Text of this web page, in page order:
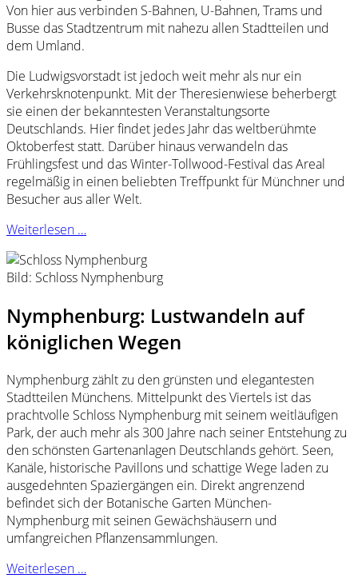
Von hier aus verbinden S-Bahnen, U-Bahnen, Trams und
Busse das Stadtzentrum mit nahezu allen Stadtteilen und
dem Umland.
Die Ludwigsvorstadt ist jedoch weit mehr als nur ein
Verkehrsknotenpunkt. Mit der Theresienwiese beherbergt
sie einen der bekanntesten Veranstaltungsorte
Deutschlands. Hier findet jedes Jahr das weltberühmte
Oktoberfest statt. Darüber hinaus verwandeln das
Frühlingsfest und das Winter-Tollwood-Festival das Areal
regelmäßig in einen beliebten Treffpunkt für Münchner und
Besucher aus aller Welt.
Weiterlesen …
Bild: Schloss Nymphenburg
Nymphenburg: Lustwandeln auf
königlichen Wegen
Nymphenburg zählt zu den grünsten und elegantesten
Stadtteilen Münchens. Mittelpunkt des Viertels ist das
prachtvolle Schloss Nymphenburg mit seinem weitläufigen
Park, der auch mehr als 300 Jahre nach seiner Entstehung zu
den schönsten Gartenanlagen Deutschlands gehört. Seen,
Kanäle, historische Pavillons und schattige Wege laden zu
ausgedehnten Spaziergängen ein. Direkt angrenzend
befindet sich der Botanische Garten München-
Nymphenburg mit seinen Gewächshäusern und
umfangreichen Pflanzensammlungen.
Weiterlesen …